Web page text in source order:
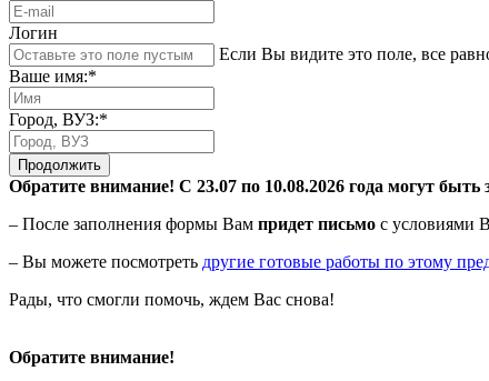
Логин
Если Вы видите это поле, все
Ваше имя:*
Город, ВУЗ:*
Продолжить
Обратите внимание! С 23.07 по 10.08.2026 года могут
– После заполнения формы Вам придет письмо с условиями
– Вы можете посмотреть другие готовые работы по этому
Рады, что смогли помочь, ждем Вас снова!
Обратите внимание!